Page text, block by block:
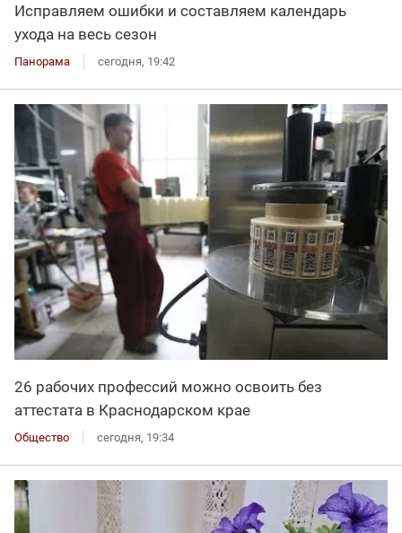
Исправляем ошибки и составляем календарь
ухода на весь сезон
Панорама сегодня, 19:42
26 рабочих профессий можно освоить без
аттестата в Краснодарском крае
Общество сегодня, 19:34